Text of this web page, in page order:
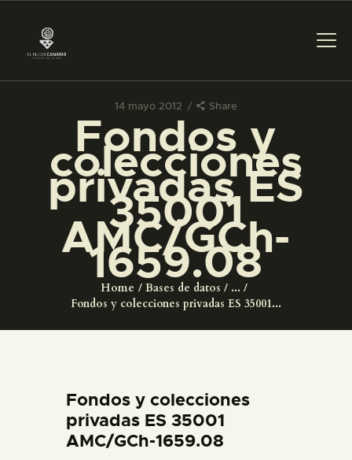
14 mayo 2012 Share
Fondos y
colecciones
privadas ES
35001
AMC/GCh-
1659.08
Home Bases de datos
...
Fondos y colecciones privadas ES 35001...
PREPARAR LA VISITA
ACTIVIDADES
█
EL MUSEO
ESPAÑOL
Fondos y colecciones
privadas ES 35001
AMC/GCh-1659.08